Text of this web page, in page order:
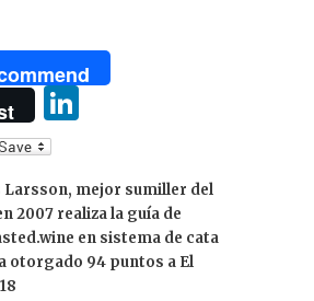
k
e
dI
n
Larsson, mejor sumiller del
2007 realiza la guía de
en sistema de cata
otorgado 94 puntos a El